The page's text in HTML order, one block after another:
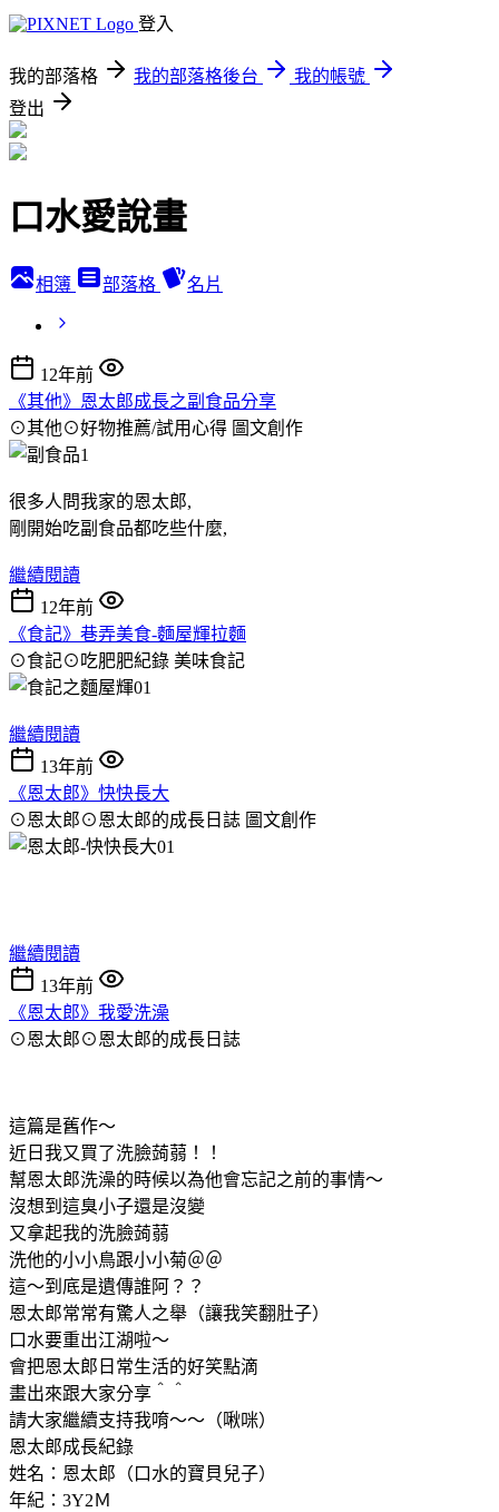
登入
我的部落格 我的部落格後台
我的帳號
登出
口水愛說畫
相簿 部落格 名片
12年前
《其他》恩太郎成長之副食品分享
⊙其他⊙好物推薦/試用心得 圖文創作
很多人問我家的恩太郎,
剛開始吃副食品都吃些什麼,
繼續閱讀
12年前
《食記》巷弄美食-麵屋輝拉麵
⊙食記⊙吃肥肥紀錄 美味食記
繼續閱讀
13年前
《恩太郎》快快長大
⊙恩太郎⊙恩太郎的成長日誌 圖文創作
繼續閱讀
13年前
《恩太郎》我愛洗澡
⊙恩太郎⊙恩太郎的成長日誌
這篇是舊作～
近日我又買了洗臉蒟蒻！！
幫恩太郎洗澡的時候以為他會忘記之前的事情～
沒想到這臭小子還是沒變
又拿起我的洗臉蒟蒻
洗他的小小鳥跟小小菊＠＠
這～到底是遺傳誰阿？？
恩太郎常常有驚人之舉（讓我笑翻肚子）
口水要重出江湖啦～
會把恩太郎日常生活的好笑點滴
畫出來跟大家分享＾＾
請大家繼續支持我唷～～（啾咪）
恩太郎成長紀錄
姓名：恩太郎（口水的寶貝兒子）
年紀：3Y2Ｍ